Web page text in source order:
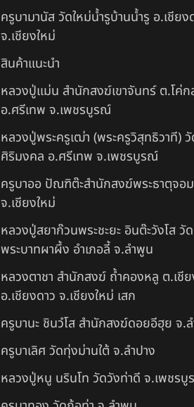
ครูบามานัส วัดใหม่น้ำรูบ้านน้ำรู อ.เชียง
จ.เชียงใหม่
สินค้าแนะนำ
หลวงปู่แม่น สำนักสงฆ์เขาจันทร์ ต.โค่ก
อ.ศรีเทพ จ.เพชรบูรณ์
หลวงปู่พระครูเฒ่า (พระครูวิสุทธิวาที)
ศิริมงคล อ.ศรีเทพ จ.เพชรบูรณ์
ครูบาออ ปัณฑิต๊ะสำนักสงฆ์พระธาตุจอ
จ.เชียงใหม่
หลวงปู่สยาก๊วนพระชะยะ อินต๊ะวังโส วัด
พระบาทผาผึ้ง อำเภอลี้ จ.ลำพูน
หลวงตาชา สำนักสงฆ์ ถ้ำคองหลู ต.เชีย
อ.เชียงดาว จ.เชียงใหม่ เสก
ครูบานะ ชินวํโส สำนักสงฆ์ดอยอีฮุย จ.
ครูบาเลิศ วัดทุ่งม่านใต้ จ.ลำปาง
หลวงปู่หนู นรินโท วัดวังท่าดี จ.เพชร